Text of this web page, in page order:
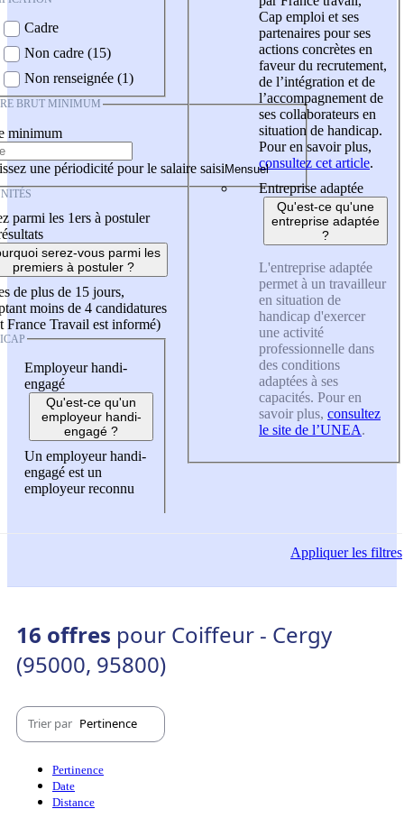
Cadre
Non cadre (15)
Non renseignée (1)
BRUT MINIMUM
minimum
une périodicité pour le salaire saisi
parmi les 1ers à postuler
serez-vous parmi les
premiers à postuler ?
de plus de 15 jours,
moins de 4 candidatures
France Travail est informé)
Employeur handi-
engagé
Qu'est-ce qu'un
employeur handi-
engagé ?
Un employeur handi-
engagé est un
employeur reconnu
Cap emploi et ses
partenaires pour ses
actions concrètes en
faveur du recrutement,
de l’intégration et de
l’accompagnement de
ses collaborateurs en
situation de handicap.
Pour en savoir plus,
consultez cet article.
Entreprise adaptée
Qu'est-ce qu'une
entreprise adaptée
?
L'entreprise adaptée
permet à un travailleur
en situation de
handicap d'exercer
une activité
professionnelle dans
des conditions
adaptées à ses
capacités. Pour en
savoir plus, consultez
le site de l’UNEA.
Appliquerles filtres
16 offres pour Coiffeur - Cergy
(95000, 95800)
Trier par Pertinence
Pertinence
Date
Distance